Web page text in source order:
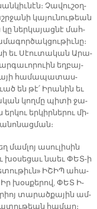
Չա­վու­շօղ­
կա­յու­նու­թեան
կը ներ­կա­յաց­նէ մահ­
եւ Սէու­տա­կան Ա­րա­
եղ­բայ­
հա­մա­պա­տաս­
են թէ՛ Ի­րա­նին եւ
կող­մը պի­տի ջա­
եր­կիր­ներու մի­
ա­սու­լի­սին
խօ­սե­ցաւ նաեւ ՓԵՏ-ի
Ի­ՇԻՊ ա­հա­
Իր խօս­քե­րով, ՓԵՏ Ի­
տա­րած­քա­յին ամ­
հա­մար։